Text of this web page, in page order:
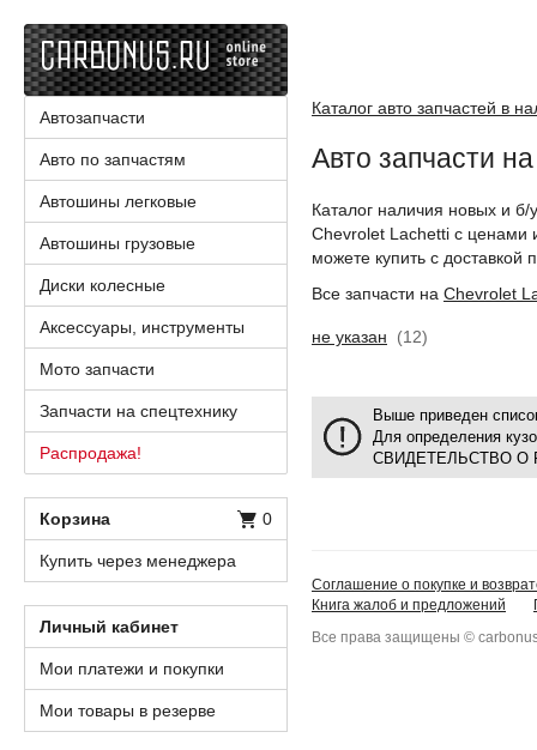
Каталог авто запчастей в
Авто запчасти
Каталог наличия новых и б/
Chevrolet Lachetti с ценами
можете купить с доставкой
Все запчасти на Chevrolet
не указан (12)
Выше приведен
Для определения
СВИДЕТЕЛЬСТВО О
Автозапчасти
Авто по запчастям
Автошины легковые
Автошины грузовые
Диски колесные
Аксессуары, инструменты
Мото запчасти
Запчасти на спецтехнику
Распродажа!
Корзина 0
Купить через менеджера
Личный кабинет
Мои платежи и покупки
Мои товары в резерве
Соглашение о покупке и
Книга жалоб и предложений
Все права защищены ©